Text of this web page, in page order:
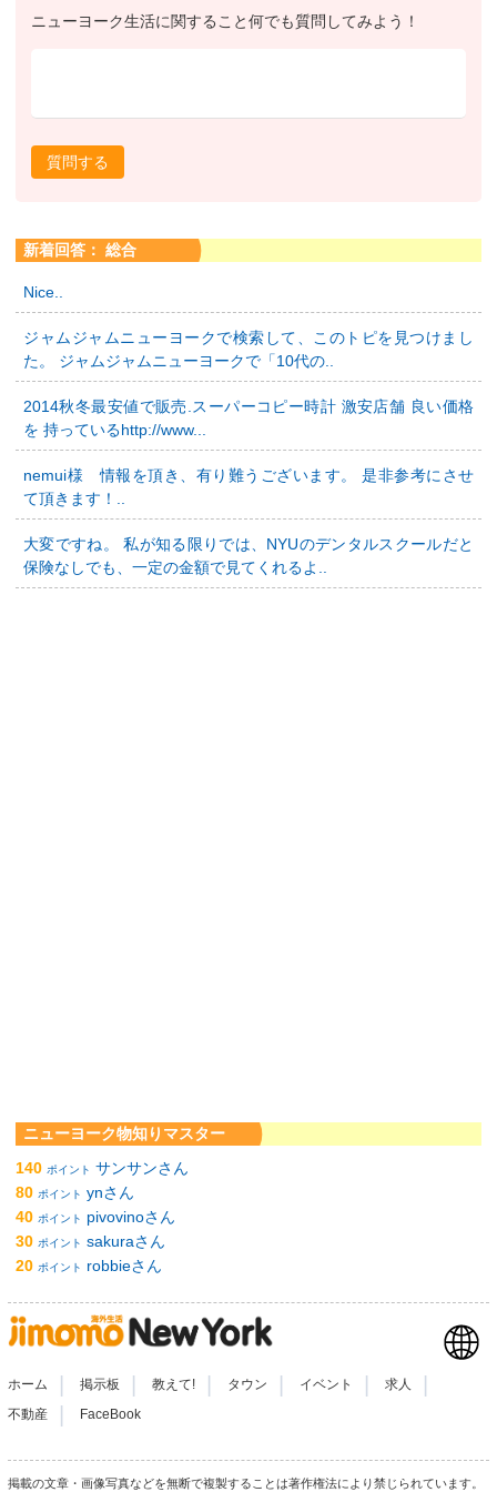
ニューヨーク生活に関すること何でも質問してみよう！
質問する
新着回答： 総合
Nice..
ジャムジャムニューヨークで検索して、このトピを見つけまし
た。 ジャムジャムニューヨークで「10代の..
2014秋冬最安値で販売.スーパーコピー時計 激安店舗 良い価格
を 持っているhttp://www...
nemui様 情報を頂き、有り難うございます。 是非参考にさせ
て頂きます！..
大変ですね。 私が知る限りでは、NYUのデンタルスクールだと
保険なしでも、一定の金額で見てくれるよ..
ニューヨーク物知りマスター
140 ポイント サンサンさん
80 ポイント ynさん
40 ポイント
pivovinoさん
30 ポイント sakuraさん
20 ポイント robbieさん
ホーム 掲示板 教えて! タウン イベント 求人
不動産 FaceBook
掲載の文章・画像写真などを無断で複製することは著作権法により禁じられています。